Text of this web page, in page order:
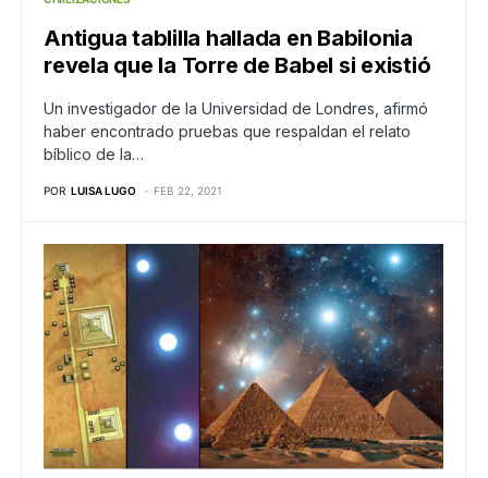
Antigua tablilla hallada en Babilonia
revela que la Torre de Babel si existió
Un investigador de la Universidad de Londres, afirmó
haber encontrado pruebas que respaldan el relato
bíblico de la…
POR LUISA LUGO FEB 22, 2021